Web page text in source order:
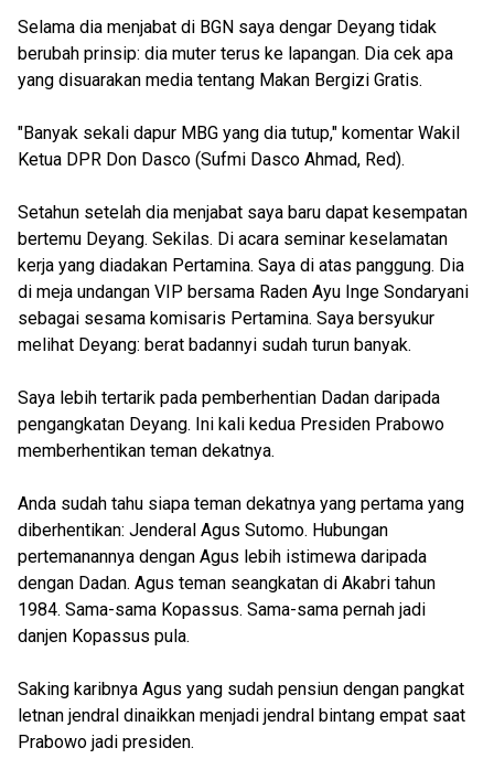
Selama dia menjabat di BGN saya dengar Deyang tidak
berubah prinsip: dia muter terus ke lapangan. Dia cek apa
yang disuarakan media tentang Makan Bergizi Gratis.
"Banyak sekali dapur MBG yang dia tutup," komentar Wakil
Ketua DPR Don Dasco (Sufmi Dasco Ahmad, Red).
Setahun setelah dia menjabat saya baru dapat kesempatan
bertemu Deyang. Sekilas. Di acara seminar keselamatan
kerja yang diadakan Pertamina. Saya di atas panggung. Dia
di meja undangan VIP bersama Raden Ayu Inge Sondaryani
sebagai sesama komisaris Pertamina. Saya bersyukur
melihat Deyang: berat badannyi sudah turun banyak.
Saya lebih tertarik pada pemberhentian Dadan daripada
pengangkatan Deyang. Ini kali kedua Presiden Prabowo
memberhentikan teman dekatnya.
Anda sudah tahu siapa teman dekatnya yang pertama yang
diberhentikan: Jenderal Agus Sutomo. Hubungan
pertemanannya dengan Agus lebih istimewa daripada
dengan Dadan. Agus teman seangkatan di Akabri tahun
1984. Sama-sama Kopassus. Sama-sama pernah jadi
danjen Kopassus pula.
Saking karibnya Agus yang sudah pensiun dengan pangkat
letnan jendral dinaikkan menjadi jendral bintang empat saat
Prabowo jadi presiden.